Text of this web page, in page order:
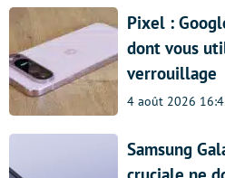
Pixel :
dont vous
verrouillage
4 août 2026
Samsung